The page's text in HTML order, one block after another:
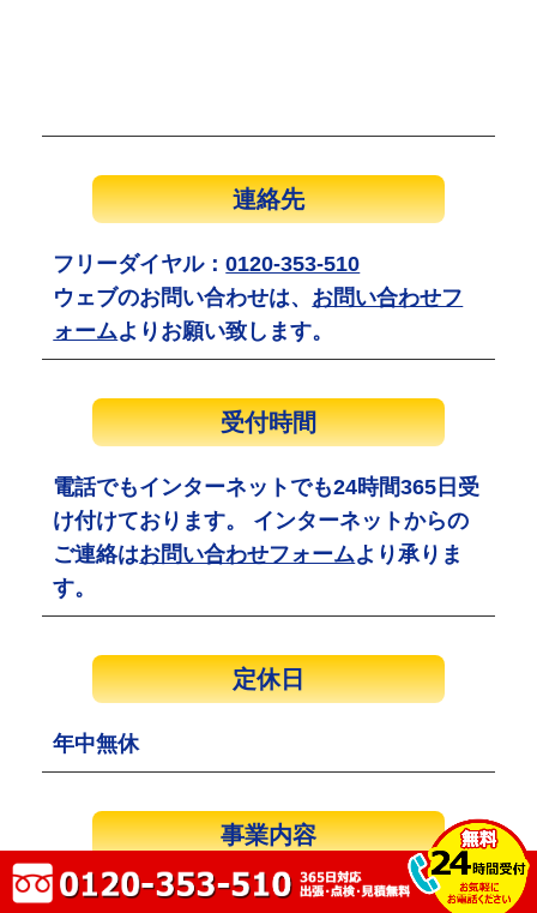
連絡先
フリーダイヤル：0120-353-510
ウェブのお問い合わせは、 お問い合わせフ
ォームよりお願い致します。
受付時間
電話でもインターネットでも24時間365日受
け付けております。 インターネットからの
ご連絡はお問い合わせフォームより承りま
す。
定休日
年中無休
事業内容
水まわりリフォーム、トイレ修理、水道ト